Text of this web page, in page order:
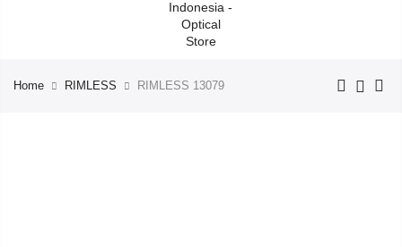
Home RIMLESS RIMLESS 13079